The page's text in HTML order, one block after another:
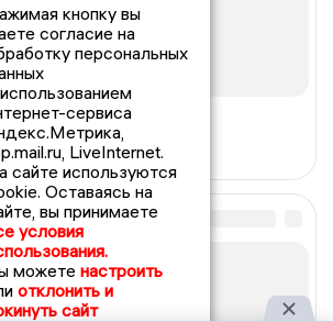
кнопку вы
согласие на
персональных
сервиса
LiveInternet.
сайте используются
Оставаясь на
вы принимаете
условия
можете настроить
отклонить и
сайт